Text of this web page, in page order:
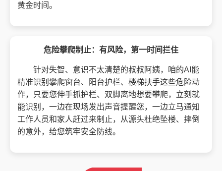
黄金时间。
危险攀爬制止：有风险，第一时间拦住
针对失智、意识不太清楚的叔叔阿姨，咱的AI能
精准识别攀爬窗台、阳台护栏、楼梯扶手这些危险动
作，只要您伸手抓护栏、双脚离地想要攀爬，立刻就
能识别，一边在现场发出声音提醒您，一边立马通知
工作人员和家人赶过来制止，从源头杜绝坠楼、摔倒
的意外，给您筑牢安全防线。